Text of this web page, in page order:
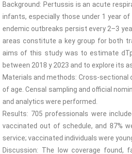
Background: Pertussis is an acute
infants, especially those under 1 year
endemic outbreaks persist every 2–3
areas constitute a key group for both
aims of this study was to estimate
between 2018 y 2023 and to explore its
Materials and methods: Cross-
of age. Censal sampling and official
and analytics were performed.
Results: 705 professionals were
vaccinated out of schedule, and 87%
service; vaccinated individuals were
Discussion: The low coverage found,